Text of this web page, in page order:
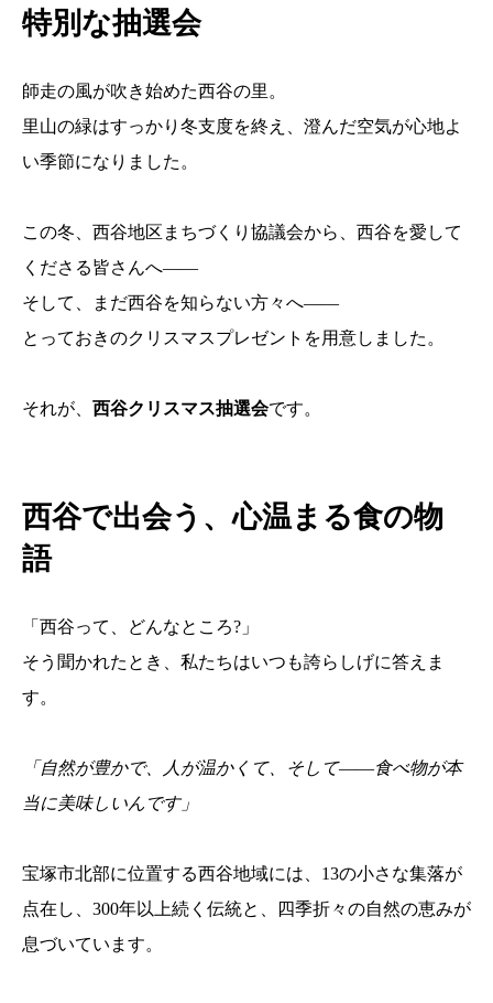
特別な抽選会
師走の風が吹き始めた西谷の里。
里山の緑はすっかり冬支度を終え、澄んだ空気が心地よ
い季節になりました。
この冬、西谷地区まちづくり協議会から、西谷を愛して
くださる皆さんへ――
そして、まだ西谷を知らない方々へ――
とっておきのクリスマスプレゼントを用意しました。
それが、 西谷クリスマス抽選会です。
西谷で出会う、心温まる食の物
語
「西谷って、どんなところ?」
そう聞かれたとき、私たちはいつも誇らしげに答えま
す。
「自然が豊かで、人が温かくて、そして――食べ物が本
当に美味しいんです」
宝塚市北部に位置する西谷地域には、13の小さな集落が
点在し、300年以上続く伝統と、四季折々の自然の恵みが
息づいています。